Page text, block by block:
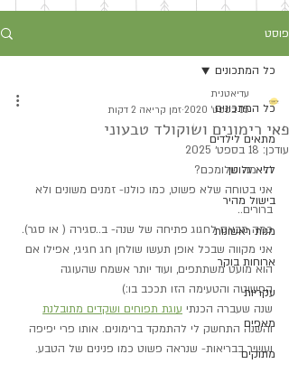
פוסט
כל המתכונים
מתאים לילדים
ללא גלוטן
בישול מהיר
מנות ראשונות
ארוחות בוקר
עקריות
מאפים
מתוקים
כל המתכונים
פאי רימונים ושוקולד טבעוני
עדיאטנית
15 בספט׳ 2020
זמן קריאה 2 דקות
עודכן: 18 בספט׳ 2025
היי מה שלומכם?
אני בטוחה שלא פשוט, כמו כולנו- זמנים משונים ולא
ברורים..
כמה מבאס לחגוג פתיחה של שנה- ב..סגירה ( או סגר).
אני מקווה שבכל אופן תעשו שולחן חג חגיגי, אפילו אם
הוא מועט משתתפים, ועוד יותר אשמח שהעוגה
הפשוטה והטעימה הזו תככב בו:)
שנה שעברה הכנתי עוגת תפוחים ושקדים מתובלנת
והשנה התחשק לי להתמקד ברימונים. אותו פרי יפיפה
ועשיר בבריאות- שנראה פשוט כמו פנינים של הטבע.